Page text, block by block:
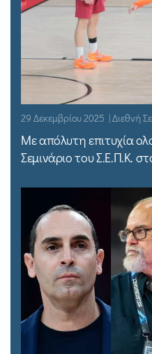
29 Δεκεμβρίου 2025 | Διεθνή
Με απόλυτη επιτυχία
Σεμινάριο του Σ.Ε.Π.Κ.